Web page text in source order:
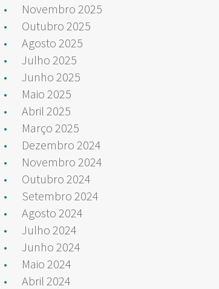
Novembro 2025
Outubro 2025
Agosto 2025
Julho 2025
Junho 2025
Maio 2025
Abril 2025
Março 2025
Dezembro 2024
Novembro 2024
Outubro 2024
Setembro 2024
Agosto 2024
Julho 2024
Junho 2024
Maio 2024
Abril 2024